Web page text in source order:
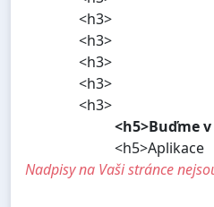
<h3>
<h3>
<h3>
<h3>
<h3>
<h5>Buďme
<h5>Aplikace
Nadpisy na Vaši stránce